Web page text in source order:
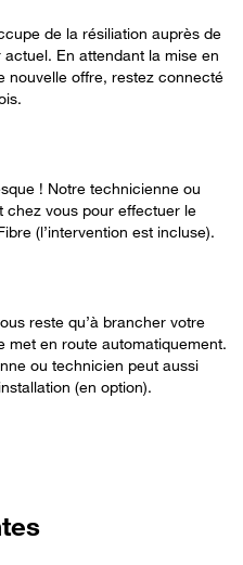
de la résiliation auprès de
En attendant la mise en
nouvelle offre, restez connecté
! Notre technicienne ou
chez vous pour effectuer le
(l’intervention est incluse).
reste qu’à brancher votre
met en route automatiquement.
ou technicien peut aussi
(en option).